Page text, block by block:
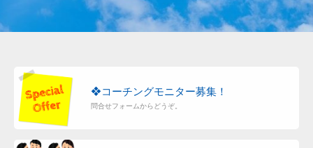
❖コーチングモニター募集！
問合せフォームからどうぞ。